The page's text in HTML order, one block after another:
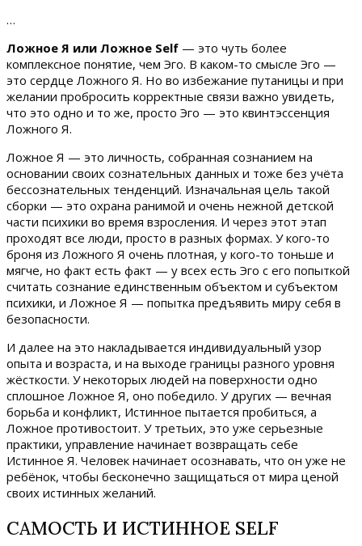
…
Ложное Я или Ложное Self — это чуть более
комплексное понятие, чем Эго. В каком-то смысле Эго —
это сердце Ложного Я. Но во избежание путаницы и при
желании пробросить корректные связи важно увидеть,
что это одно и то же, просто Эго — это квинтэссенция
Ложного Я.
Ложное Я — это личность, собранная сознанием на
основании своих сознательных данных и тоже без учёта
бессознательных тенденций. Изначальная цель такой
сборки — это охрана ранимой и очень нежной детской
части психики во время взросления. И через этот этап
проходят все люди, просто в разных формах. У кого-то
броня из Ложного Я очень плотная, у кого-то тоньше и
мягче, но факт есть факт — у всех есть Эго с его попыткой
считать сознание единственным объектом и субъектом
психики, и Ложное Я — попытка предъявить миру себя в
безопасности.
И далее на это накладывается индивидуальный узор
опыта и возраста, и на выходе границы разного уровня
жёсткости. У некоторых людей на поверхности одно
сплошное Ложное Я, оно победило. У других — вечная
борьба и конфликт, Истинное пытается пробиться, а
Ложное противостоит. У третьих, это уже серьезные
практики, управление начинает возвращать себе
Истинное Я. Человек начинает осознавать, что он уже не
ребёнок, чтобы бесконечно защищаться от мира ценой
своих истинных желаний.
САМОСТЬ И ИСТИННОЕ SELF